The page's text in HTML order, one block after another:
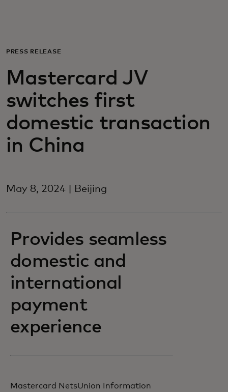
Для бизнеса
Для всего мира
Для новаторов
Новости и тренды
PRESS RELEASE
Mastercard JV
switches first
domestic transaction
in China
May 8, 2024 | Beijing
Provides seamless
domestic and
international
payment
experience
Mastercard NetsUnion Information